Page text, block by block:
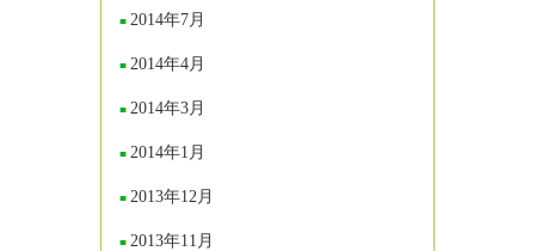
2014年7月
2014年4月
2014年3月
2014年1月
2013年12月
2013年11月